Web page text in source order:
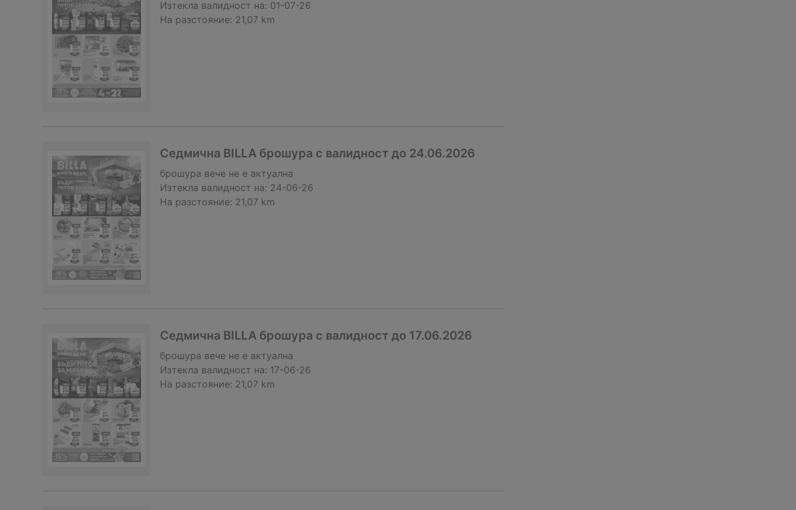
Изтекла валидност на: 01-07-26
На разстояние: 21,07 km
Седмична BILLA брошура с валидност до 24.06.2026
брошура вече не е актуална
Изтекла валидност на: 24-06-26
На разстояние: 21,07 km
Седмична BILLA брошура с валидност до 17.06.2026
брошура вече не е актуална
Изтекла валидност на: 17-06-26
На разстояние: 21,07 km